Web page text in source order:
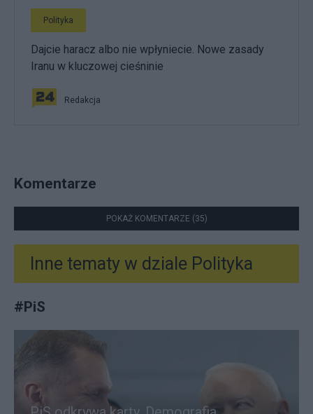
Polityka
Dajcie haracz albo nie wpłyniecie. Nowe zasady
Iranu w kluczowej cieśninie
Redakcja
Komentarze
POKAŻ KOMENTARZE (35)
Inne tematy w dziale Polityka
#PiS